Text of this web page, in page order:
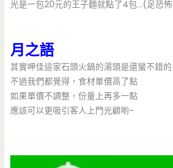
光是一包20元的王子麵就點了4包…(足恐
月之語
其實呷佳這家石頭火鍋的湯頭是還蠻不錯的
不過我們都覺得，食材單價高了點
如果單價不調整，份量上再多一點
應該可以更吸引客人上門光顧喲~